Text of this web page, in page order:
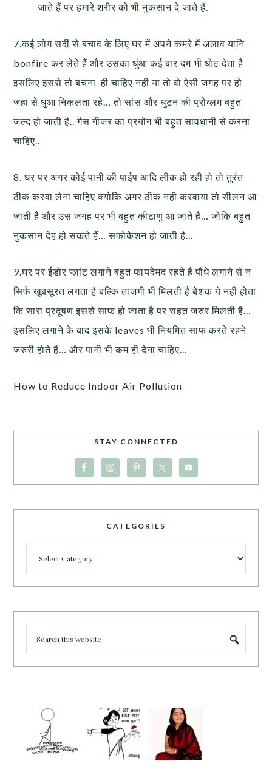
जाते हैं पर हमारे शरीर को भी नुकसान दे जाते हैं.
7.कई लोग सर्दी से बचाव के लिए घर में अपने कमरे में अलाव यानि
bonfire कर लेते हैं और उसका धुंआ कई बार दम भी धोट देता है
इसलिए इससे तो बचना ही चाहिए नही या तो वो ऐसी जगह पर हो
जहां से धुंआ निकलता रहे… तो सांस और धुटन की प्रोब्लम बहुत
जल्द हो जाती है.. गैस गीजर का प्रयोग भी बहुत सावधानी से करना
चाहिए..
8. घर पर अगर कोई पानी की पाईप आदि लीक हो रही हो तो तुरंत
ठीक करवा लेना चाहिए क्योकि अगर ठीक नही करवाया तो सीलन आ
जाती है और उस जगह पर भी बहुत कीटाणु आ जाते हैं… जोकि बहुत
नुकसान देह हो सकते हैं… सफोकेशन हो जाती है…
9.घर पर ईडोर प्लांट लगाने बहुत फायदेमंद रहते हैं पौधे लगाने से न
सिर्फ खूबसूरत लगता है बल्कि ताजगी भी मिलती है बेशक ये नही होता
कि सारा प्रदूषण इससे साफ हो जाता है पर राहत जरुर मिलती है…
इसलिए लगाने के बाद इसके leaves भी नियमित साफ करते रहने
जरुरी होते हैं… और पानी भी कम ही देना चाहिए…
How to Reduce Indoor Air Pollution
STAY CONNECTED
CATEGORIES